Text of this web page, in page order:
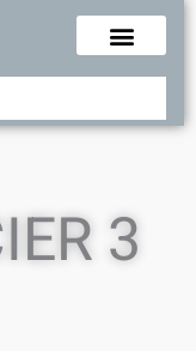
Search
Search Button
3